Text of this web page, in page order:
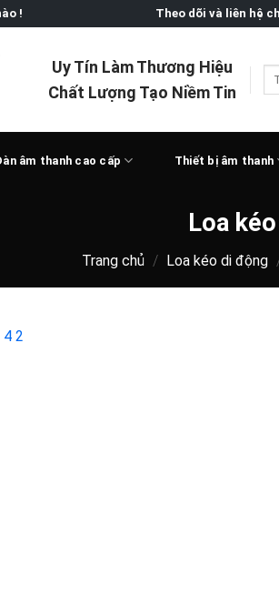
! Theo dõi và liên hệ
Uy Tín Làm Thương Hiệu
Chất Lượng Tạo Niềm Tin
âm thanh cao cấp Thiết bị âm thanh
Loa
Trang chủ / Loa kéo di động